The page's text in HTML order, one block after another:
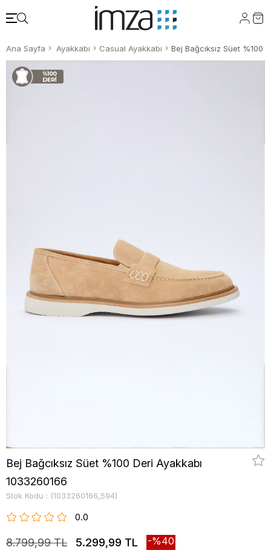
Ana Sayfa Ayakkabı Casual Ayakkabı Bej Bağcıksız Süet %100
Bej Bağcıksız Süet %100 Deri Ayakkabı
1033260166
Stok Kodu (1033260166_594)
0.0
8.799,99 TL 5.299,99 TL 40